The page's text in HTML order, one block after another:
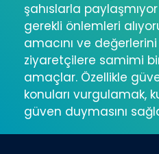
şahıslarla
gerekli önlemleri
amacını ve
ziyaretçilere samimi
amaçlar. Özellikle
konuları vurgulamak,
güven duymasını